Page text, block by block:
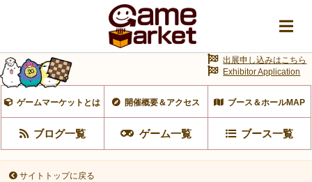
ゲームマーケットとは 開催概要＆アクセス ブース＆ホールMAP
ブログ一覧 ゲーム一覧 ブース一覧
出展申し込みはこちら
Exhibitor Application
サイトトップに戻る